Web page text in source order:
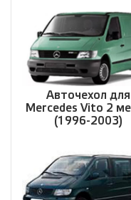
Авточехол для
Mercedes Vito 2
(1996-2003)